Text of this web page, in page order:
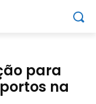
para
na